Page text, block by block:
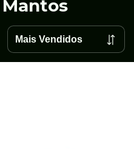
Mantos